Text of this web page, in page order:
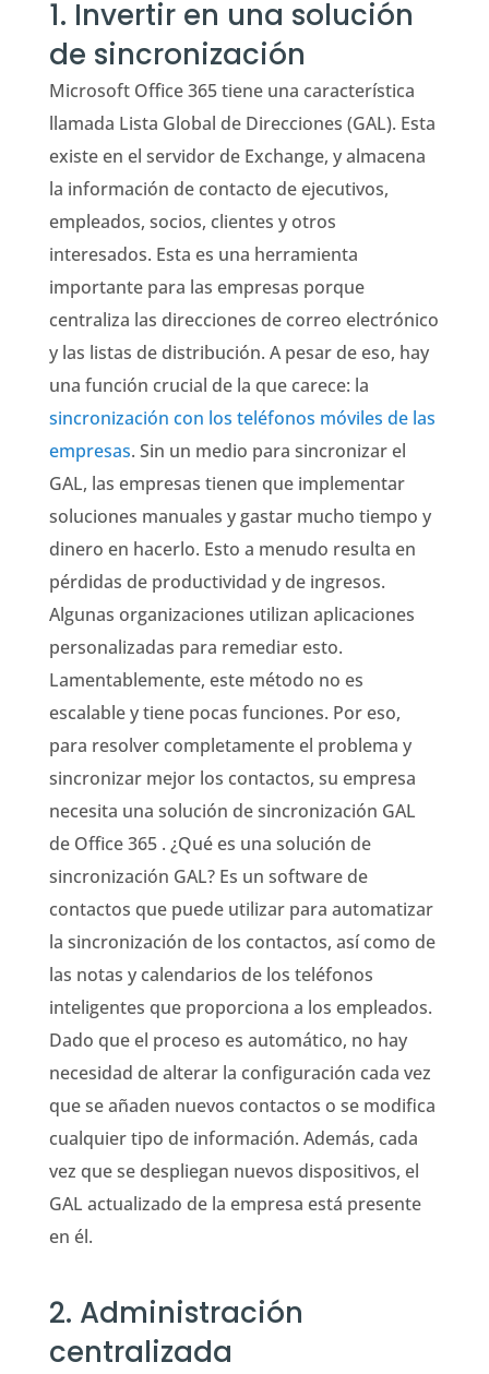
1. Invertir en una solución
de sincronización
Microsoft Office 365 tiene una característica
llamada Lista Global de Direcciones (GAL). Esta
existe en el servidor de Exchange, y almacena
la información de contacto de ejecutivos,
empleados, socios, clientes y otros
interesados. Esta es una herramienta
importante para las empresas porque
centraliza las direcciones de correo electrónico
y las listas de distribución. A pesar de eso, hay
una función crucial de la que carece: la
sincronización con los teléfonos móviles de las
empresas. Sin un medio para sincronizar el
GAL, las empresas tienen que implementar
soluciones manuales y gastar mucho tiempo y
dinero en hacerlo. Esto a menudo resulta en
pérdidas de productividad y de ingresos.
Algunas organizaciones utilizan aplicaciones
personalizadas para remediar esto.
Lamentablemente, este método no es
escalable y tiene pocas funciones. Por eso,
para resolver completamente el problema y
sincronizar mejor los contactos, su empresa
necesita una solución de sincronización GAL
de Office 365 . ¿Qué es una solución de
sincronización GAL? Es un software de
contactos que puede utilizar para automatizar
la sincronización de los contactos, así como de
las notas y calendarios de los teléfonos
inteligentes que proporciona a los empleados.
Dado que el proceso es automático, no hay
necesidad de alterar la configuración cada vez
que se añaden nuevos contactos o se modifica
cualquier tipo de información. Además, cada
vez que se despliegan nuevos dispositivos, el
GAL actualizado de la empresa está presente
en él.
2. Administración
centralizada